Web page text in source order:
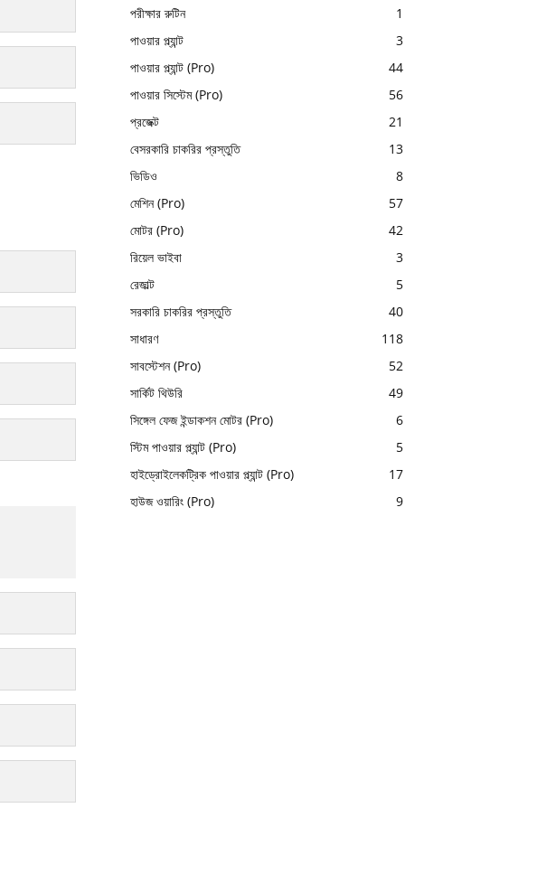
পরীক্ষার রুটিন
1
পাওয়ার প্ল্যান্ট
3
পাওয়ার প্ল্যান্ট (Pro)
44
পাওয়ার সিস্টেম (Pro)
56
প্রজেক্ট
21
বেসরকারি চাকরির প্রস্তুতি
13
ভিডিও
8
মেশিন (Pro)
57
মোটর (Pro)
42
রিয়েল ভাইবা
3
রেজাল্ট
5
সরকারি চাকরির প্রস্তুতি
40
সাধারণ
118
সাবস্টেশন (Pro)
52
সার্কিট থিউরি
49
সিঙ্গেল ফেজ ইন্ডাকশন মোটর (Pro)
6
স্টিম পাওয়ার প্ল্যান্ট (Pro)
5
হাইড্রোইলেকট্রিক পাওয়ার প্ল্যান্ট (Pro)
17
হাউজ ওয়ারিং (Pro)
9